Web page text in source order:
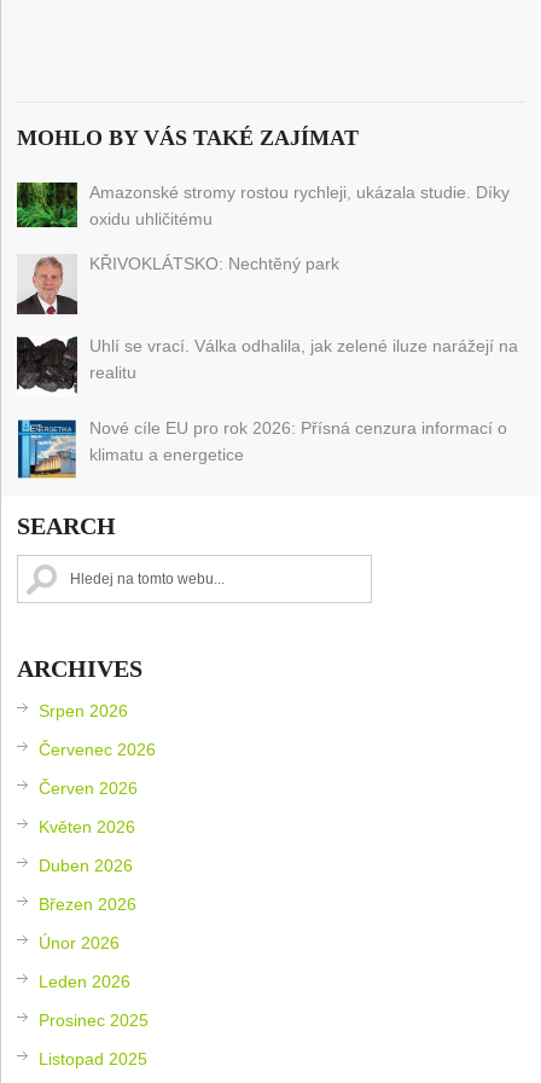
MOHLO BY VÁS TAKÉ ZAJÍMAT
Amazonské stromy rostou rychleji, ukázala studie. Díky
oxidu uhličitému
KŘIVOKLÁTSKO: Nechtěný park
Uhlí se vrací. Válka odhalila, jak zelené iluze narážejí na
realitu
Nové cíle EU pro rok 2026: Přísná cenzura informací o
klimatu a energetice
SEARCH
ARCHIVES
Srpen 2026
Červenec 2026
Červen 2026
Květen 2026
Duben 2026
Březen 2026
Únor 2026
Leden 2026
Prosinec 2025
Listopad 2025